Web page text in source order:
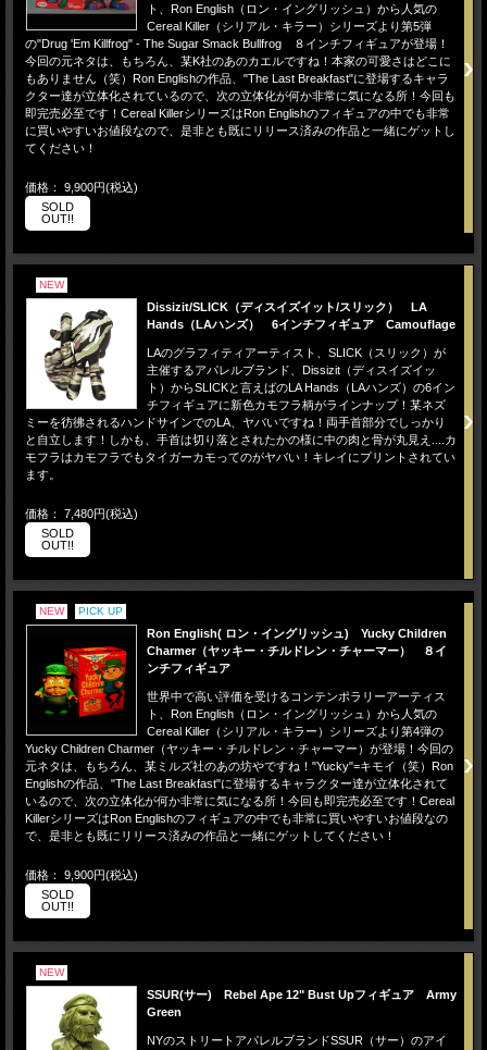
ト、Ron English（ロン・イングリッシュ）から人気の
Cereal Killer（シリアル・キラー）シリーズより第5弾
の"Drug 'Em Killfrog" - The Sugar Smack Bullfrog ８インチフィギュアが登場！
今回の元ネタは、もちろん、某K社のあのカエルですね！本家の可愛さはどこに
もありません（笑）Ron Englishの作品、"The Last Breakfast"に登場するキャラ
クター達が立体化されているので、次の立体化が何か非常に気になる所！今回も
即完売必至です！Cereal KillerシリーズはRon Englishのフィギュアの中でも非常
に買いやすいお値段なので、是非とも既にリリース済みの作品と一緒にゲットし
てください！
価格： 9,900円(税込)
SOLD
OUT!!
NEW
Dissizit/SLICK（ディスイズイット/スリック） LA
Hands（LAハンズ） 6インチフィギュア Camouflage
LAのグラフィティアーティスト、SLICK（スリック）が
主催するアパレルブランド、Dissizit（ディスイズイッ
ト）からSLICKと言えばのLA Hands（LAハンズ）の6イン
チフィギュアに新色カモフラ柄がラインナップ！某ネズ
ミーを彷彿されるハンドサインでのLA、ヤバいですね！両手首部分でしっかり
と自立します！しかも、手首は切り落とされたかの様に中の肉と骨が丸見え....カ
モフラはカモフラでもタイガーカモってのがヤバい！キレイにプリントされてい
ます。
価格： 7,480円(税込)
SOLD
OUT!!
NEW PICK UP
Ron English( ロン・イングリッシュ) Yucky Children
Charmer（ヤッキー・チルドレン・チャーマー） ８イ
ンチフィギュア
世界中で高い評価を受けるコンテンポラリーアーティス
ト、Ron English（ロン・イングリッシュ）から人気の
Cereal Killer（シリアル・キラー）シリーズより第4弾の
Yucky Children Charmer（ヤッキー・チルドレン・チャーマー）が登場！今回の
元ネタは、もちろん、某ミルズ社のあの坊やですね！"Yucky"=キモイ（笑）Ron
Englishの作品、"The Last Breakfast"に登場するキャラクター達が立体化されて
いるので、次の立体化が何か非常に気になる所！今回も即完売必至です！Cereal
KillerシリーズはRon Englishのフィギュアの中でも非常に買いやすいお値段なの
で、是非とも既にリリース済みの作品と一緒にゲットしてください！
価格： 9,900円(税込)
SOLD
OUT!!
NEW
SSUR(サー) Rebel Ape 12" Bust Upフィギュア Army
Green
NYのストリートアパレルブランドSSUR（サー）のアイ